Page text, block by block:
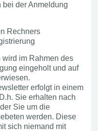
der Anmeldung
Rechners
wird im Rahmen des
eingeholt und auf
erfolgt in einem
Sie erhalten nach
Sie um die
werden. Diese
sich niemand mit